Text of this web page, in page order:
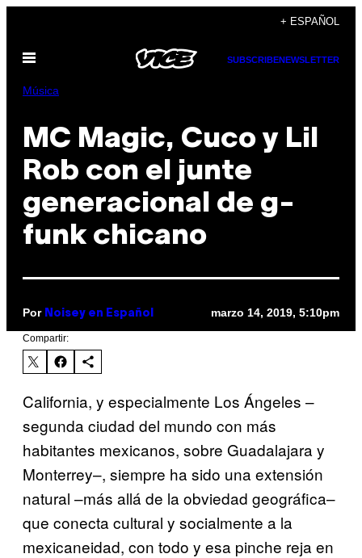
contenido
+ ESPAÑOL
Abrir
SUBSCRIBENEWSLETTER
Música
MC Magic, Cuco y Lil
Rob con el junte
generacional de g-
funk chicano
Por Noisey en Español marzo 14, 2019, 5:10pm
Compartir:
California, y especialmente Los Ángeles –
segunda ciudad del mundo con más
habitantes mexicanos, sobre Guadalajara y
Monterrey–, siempre ha sido una extensión
natural –más allá de la obviedad geográfica–
que conecta cultural y socialmente a la
mexicaneidad, con todo y esa pinche reja en